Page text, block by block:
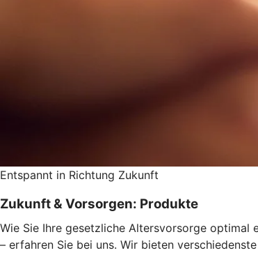
Entspannt in Richtung Zukunft
Zukunft & Vorsorgen: Produkte
Wie Sie Ihre gesetzliche Altersvorsorge
– erfahren Sie bei uns. Wir bieten